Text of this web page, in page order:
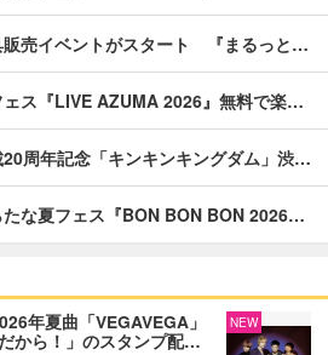
販売イベントがスタート 『まるっと…
ス『LIVE AZUMA 2026』無料で楽…
20周年記念「キンキンキングダム」渋…
な夏フェス『BON BON BON 2026…
年夏曲「VEGAVEGA」
から！」のスタンプ配…
NEW